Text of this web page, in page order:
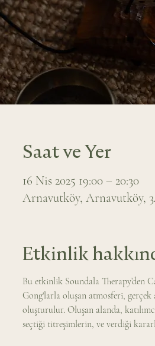
Saat ve Yer
16 Nis 2025 19:00 – 20:30
Arnavutköy, Arnavutköy,
Etkinlik
Bu etkinlik Soundala Therapy’den
Gong'larla oluşan atmosferi,
oluşturulur. Oluşan alanda,
seçtiği titreşimlerin, ve verdiği